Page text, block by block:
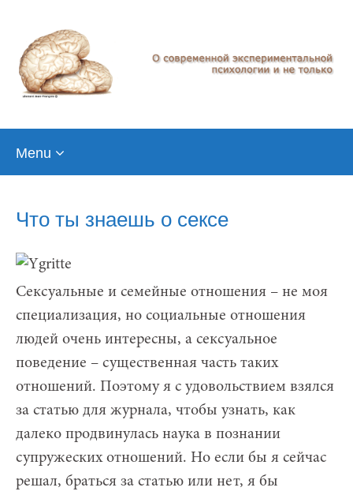
Menu
Что ты знаешь о сексе
Сексуальные и семейные отношения – не моя
специализация, но социальные отношения
людей очень интересны, а сексуальное
поведение – существенная часть таких
отношений. Поэтому я с удовольствием взялся
за статью для журнала, чтобы узнать, как
далеко продвинулась наука в познании
супружеских отношений. Но если бы я сейчас
решал, браться за статью или нет, я бы